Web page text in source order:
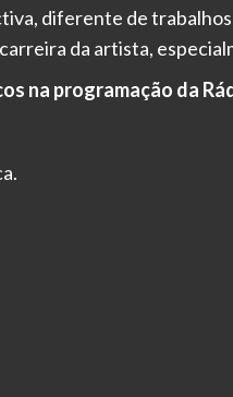
diferente de
da artista,
na programação da